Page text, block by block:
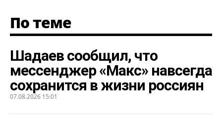
По теме
Шадаев сообщил, что
мессенджер «Макс» навсегда
сохранится в жизни россиян
07.08.2026 15:01